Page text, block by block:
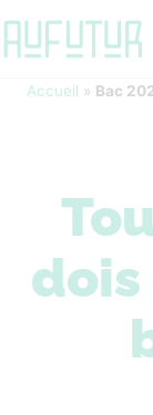
Accueil » Bac
dois